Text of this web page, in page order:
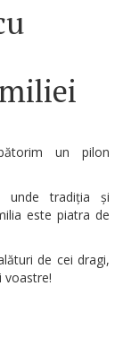
un pilon
unde tradiția și
este piatra de
de cei dragi,
voastre!